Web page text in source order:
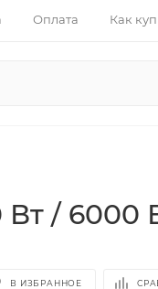
Оплата Как
/ 6000
В ИЗБРАННОЕ